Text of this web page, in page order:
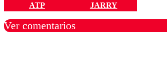
ATP JARRY
Ver comentarios